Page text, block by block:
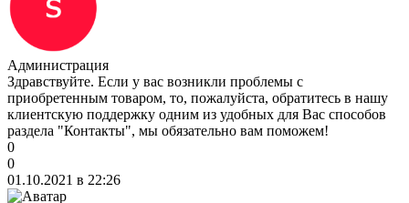
Администрация
Здравствуйте. Если у вас возникли проблемы с
приобретенным товаром, то, пожалуйста, обратитесь в нашу
клиентскую поддержку одним из удобных для Вас способов
раздела "Контакты", мы обязательно вам поможем!
0
0
01.10.2021 в 22:26